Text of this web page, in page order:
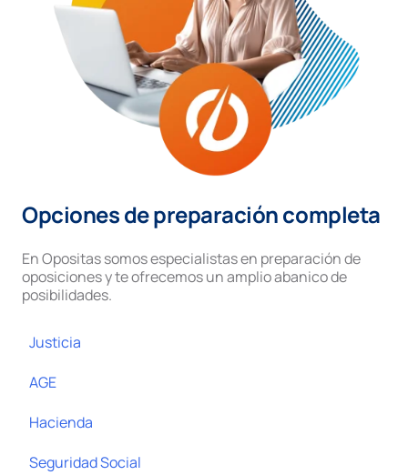
Opciones de preparación completa
En Opositas somos especialistas en preparación de
oposiciones y te ofrecemos un amplio abanico de
posibilidades.
Justicia
AGE
Hacienda
Seguridad Social